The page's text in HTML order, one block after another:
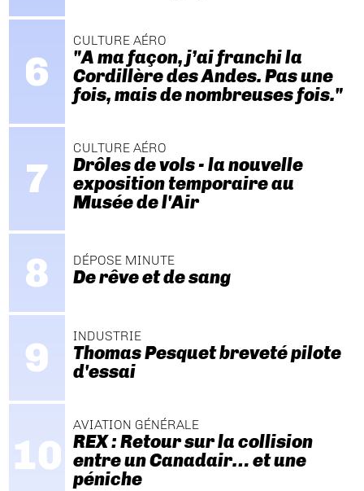
CULTURE AÉRO
"A ma façon, j’ai franchi la
Cordillère des Andes. Pas une
fois, mais de nombreuses fois."
CULTURE AÉRO
Drôles de vols - la nouvelle
exposition temporaire au
Musée de l'Air
DÉPOSE MINUTE
De rêve et de sang
INDUSTRIE
Thomas Pesquet breveté pilote
d'essai
AVIATION GÉNÉRALE
REX : Retour sur la collision
entre un Canadair… et une
péniche